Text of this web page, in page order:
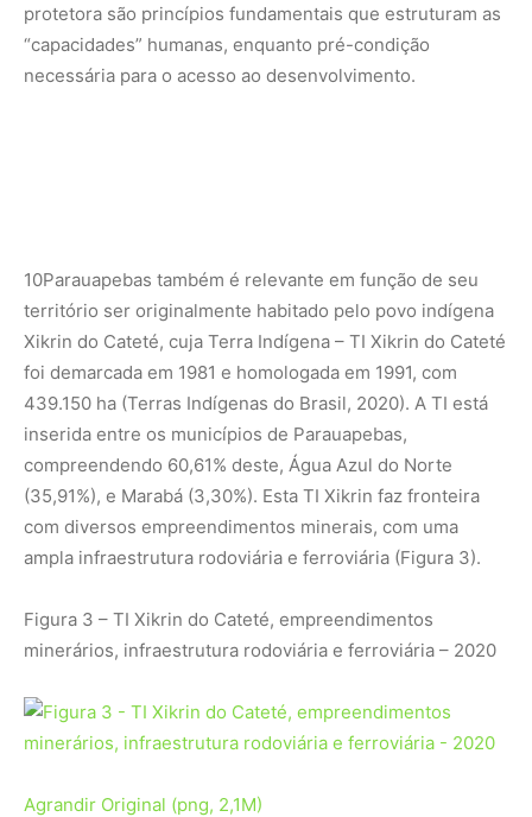
protetora são princípios fundamentais que estruturam as
“capacidades” humanas, enquanto pré-condição
necessária para o acesso ao desenvolvimento.
10Parauapebas também é relevante em função de seu
território ser originalmente habitado pelo povo indígena
Xikrin do Cateté, cuja Terra Indígena – TI Xikrin do Cateté
foi demarcada em 1981 e homologada em 1991, com
439.150 ha (Terras Indígenas do Brasil, 2020). A TI está
inserida entre os municípios de Parauapebas,
compreendendo 60,61% deste, Água Azul do Norte
(35,91%), e Marabá (3,30%). Esta TI Xikrin faz fronteira
com diversos empreendimentos minerais, com uma
ampla infraestrutura rodoviária e ferroviária (Figura 3).
Figura 3 – TI Xikrin do Cateté, empreendimentos
minerários, infraestrutura rodoviária e ferroviária – 2020
Agrandir Original (png, 2,1M)